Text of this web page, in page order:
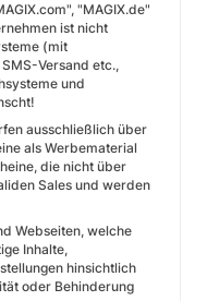
"MAGIX.de"
ist nicht
(mit
Versand etc.,
und
ausschließlich über
als Werbematerial
die nicht über
Sales und werden
Webseiten, welche
Inhalte,
hinsichtlich
oder Behinderung